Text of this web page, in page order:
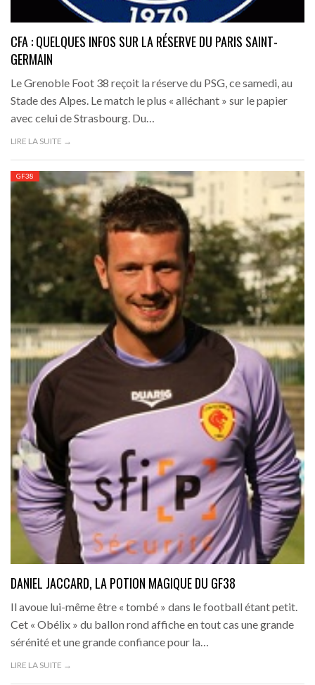
CFA : QUELQUES INFOS SUR LA RÉSERVE DU PARIS SAINT-
GERMAIN
Le Grenoble Foot 38 reçoit la réserve du PSG, ce samedi, au
Stade des Alpes. Le match le plus « alléchant » sur le papier
avec celui de Strasbourg. Du…
LIRE LA SUITE →
GF38
DANIEL JACCARD, LA POTION MAGIQUE DU GF38
Il avoue lui-même être « tombé » dans le football étant petit.
Cet « Obélix » du ballon rond affiche en tout cas une grande
sérénité et une grande confiance pour la…
LIRE LA SUITE →